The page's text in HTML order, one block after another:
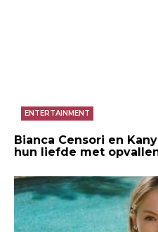
ENTERTAINMENT
Bianca Censori en
hun liefde met